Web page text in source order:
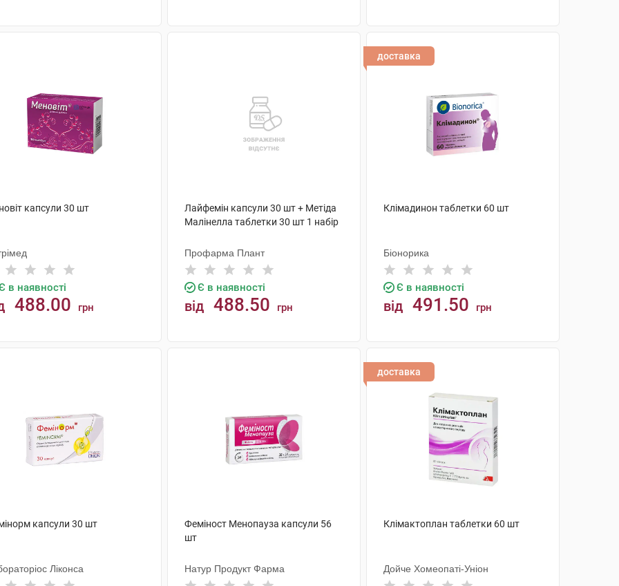
капсули 30 шт
в наявності
488.00 грн
Лайфемін капсули 30 шт + Метіда
Малінелла таблетки 30 шт 1 набір
Профарма Плант
Є в наявності
від 488.50 грн
доставка
Клімадинон таблетки 60 шт
Біонорика
Є в наявності
від 491.50 грн
капсули 30 шт
Ліконса
Феміност Менопауза капсули 56
шт
Натур Продукт Фарма
доставка
Клімактоплан таблетки 60 шт
Дойче Хомеопаті-Уніон